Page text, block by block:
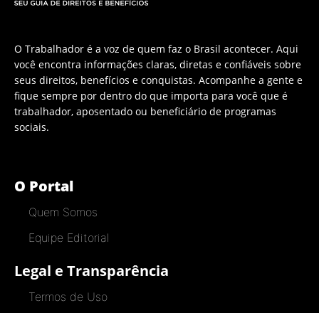
O Trabalhador é a voz de quem faz o Brasil acontecer. Aqui
você encontra informações claras, diretas e confiáveis sobre
seus direitos, benefícios e conquistas. Acompanhe a gente e
fique sempre por dentro do que importa para você que é
trabalhador, aposentado ou beneficiário de programas
sociais.
O Portal
Quem Somos
Equipe Editorial
Legal e Transparência
Termos de Uso